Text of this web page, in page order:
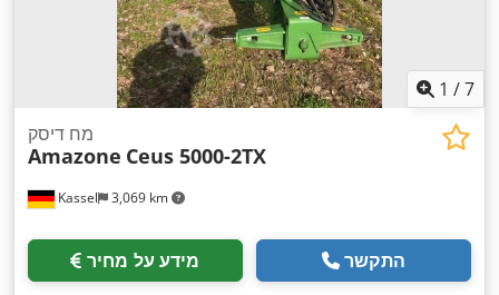
1 /7
Kassel 3,069 km
מח דיסק
Amazone Ceus 5000-2TX
מידע על מחיר התקשר